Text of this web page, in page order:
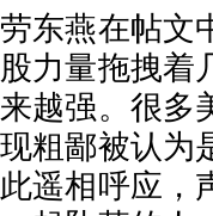
劳东燕在帖文
股力量拖拽着
来越强。很多
现粗鄙被认为
此遥相呼应，